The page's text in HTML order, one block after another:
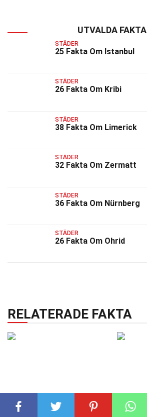
UTVALDA FAKTA
STÄDER
25 Fakta Om Istanbul
STÄDER
26 Fakta Om Kribi
STÄDER
38 Fakta Om Limerick
STÄDER
32 Fakta Om Zermatt
STÄDER
36 Fakta Om Nürnberg
STÄDER
26 Fakta Om Ohrid
RELATERADE FAKTA